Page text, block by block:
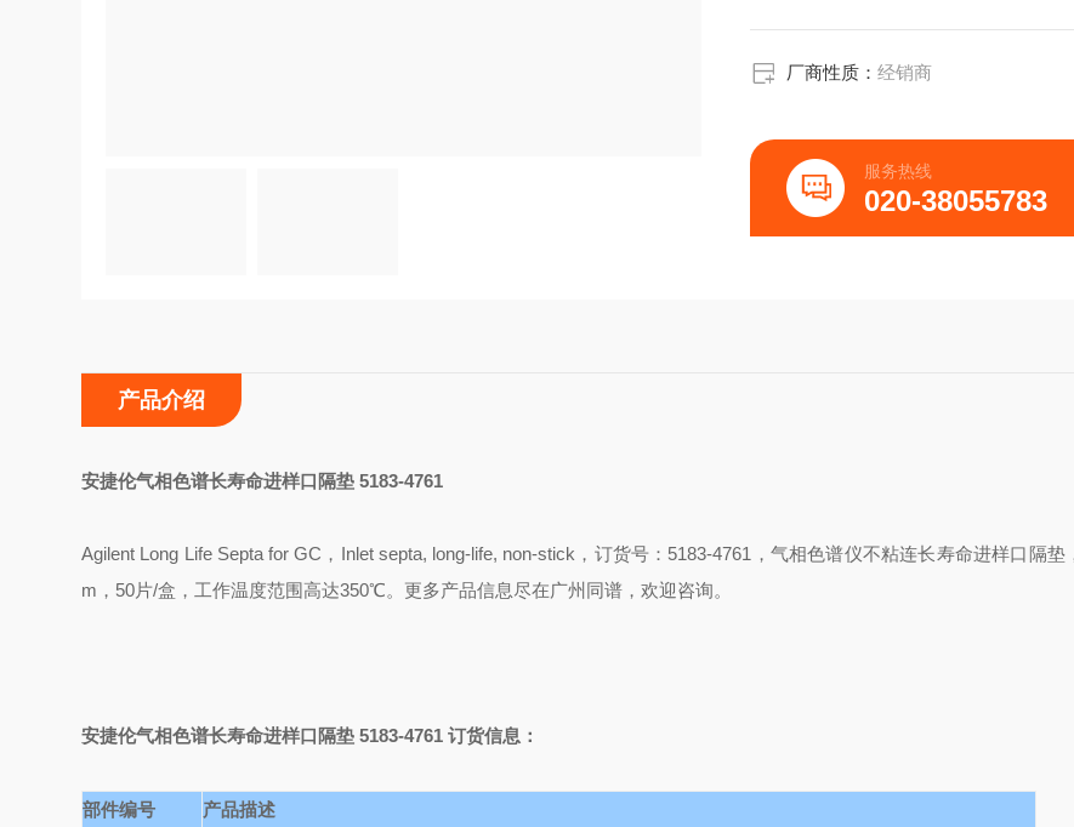
厂商性质：经销商
服务热线
020-38055783
产品介绍
安捷伦气相色谱长寿命进样口隔垫 5183-4761
Agilent Long Life Septa for GC，Inlet septa, long-life, non-stick，订货号：5183-4761，气相色谱仪不粘连长寿命进样口隔垫
m，50片/盒，工作温度范围高达350℃。更多产品信息尽在广州同谱，欢迎咨询。
安捷伦气相色谱长寿命进样口隔垫 5183-4761 订货信息：
部件编号 产品描述